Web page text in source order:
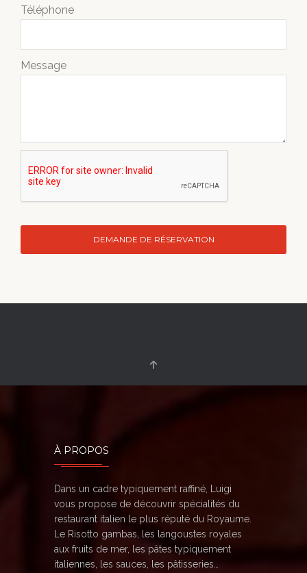
Téléphone
Message
À PROPOS
Dans un cadre typiquement raffiné, Luigi
vous propose de découvrir spécialités du
restaurant italien le plus réputé du Royaume.
Le Risotto gambas, les langoustes royales
aux fruits de mer, les pâtes typiquement
italiennes, les sauces, les pâtisseries…